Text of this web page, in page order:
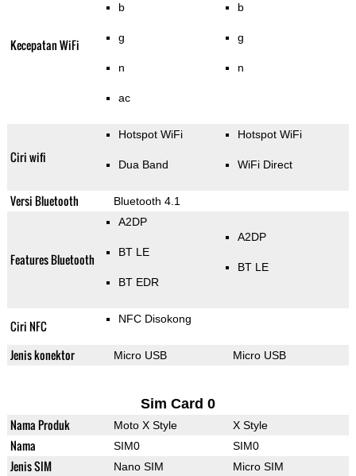
Kecepatan WiFi
b
g
n
ac
b
g
n
Ciri wifi
Hotspot WiFi
Dua Band
Hotspot WiFi
WiFi Direct
Versi Bluetooth Bluetooth 4.1
Features Bluetooth
A2DP
BT LE
BT EDR
A2DP
BT LE
Ciri NFC NFC Disokong
Jenis konektor Micro USB Micro USB
Sim Card 0
Nama Produk Moto X Style X Style
Nama SIM0 SIM0
Jenis SIM Nano SIM Micro SIM